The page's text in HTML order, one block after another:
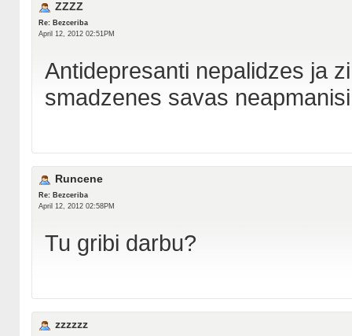
ZZZZ
Re: Bezceriba
April 12, 2012 02:51PM
Antidepresanti nepalidzes ja
smadzenes savas
Runcene
Re: Bezceriba
April 12, 2012 02:58PM
Tu gribi darbu?
zzzzzz